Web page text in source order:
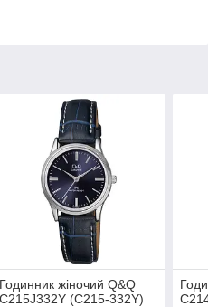
Годинник жіночий Q&Q
C215J332Y (C215-332Y)